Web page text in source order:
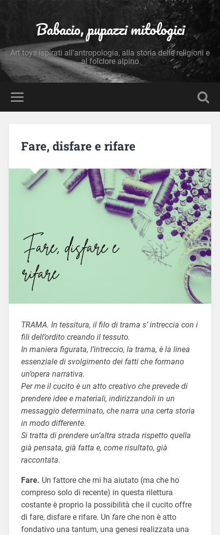
Babacio, pupazzi mitologici
Art toys ispirati all'antropologia, alla storia delle religioni e
al folclore alpino
Fare, disfare e rifare
TRAMA. In tessitura, il filo di trama s’ intreccia con i
fili dell’ordito creando il tessuto.
In maniera figurata, l’intreccio, la trama, è la linea
essenziale di svolgimento dei fatti che formano
un’opera narrativa.
Per me il cucito è un atto creativo che prevede di
prendere idee e materiali, indirizzandoli in un
messaggio determinato, che narra una certa storia
in modo differente.
Si tratta di prendere un’altra strada rispetto quella
già pensata, già fatta e, come risultato, già
raccontata.
Fare. Un fattore che mi ha aiutato (ma che ho
compreso solo di recente) in questa rilettura
costante è proprio la possibilità che il cucito offre
di fare, disfare e rifare. Un fareche non è atto
fondativo una tantum, una genesi realizzata una